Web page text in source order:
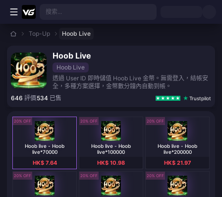
跳至主要內容
搜索...
Top-Up Hoob Live
Hoob Live
Hoob Live
透過 User ID 即時儲值 Hoob Live 金幣。無需登入，結帳安
全，多種方案選擇，金幣數分鐘內自動到帳。
646 評價534 已售 Trustpilot
20% OFF
Hoob live - Hoob
live*70000
HK$ 7.64
20% OFF
Hoob live - Hoob
live*100000
HK$ 10.98
20% OFF
Hoob live - Hoob
live*200000
HK$ 21.97
20% OFF 20% OFF 20% OFF